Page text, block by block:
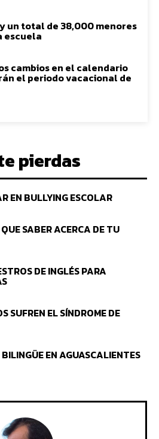
un total de 38,000 menores
escuela
cambios en el calendario
el periodo vacacional de
pierdas
EN BULLYING ESCOLAR
SABER ACERCA DE TU
DE INGLÉS PARA
SUFREN EL SÍNDROME DE
EN AGUASCALIENTES